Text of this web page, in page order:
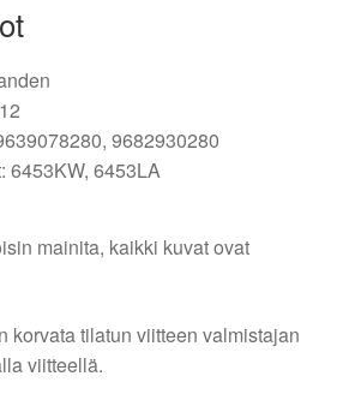
9682930280
6453KW, 6453LA
mainita, kaikki kuvat ovat
korvata tilatun viitteen valmistajan
viitteellä.